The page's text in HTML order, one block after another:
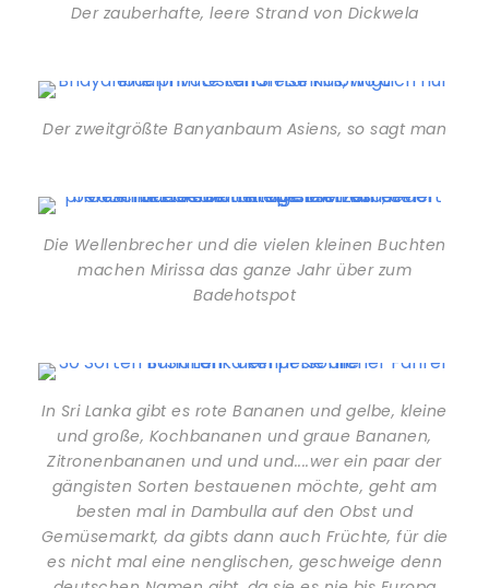
Der zauberhafte, leere Strand von Dickwela
Der zweitgrößte Banyanbaum Asiens, so sagt man
Die Wellenbrecher und die vielen kleinen Buchten
machen Mirissa das ganze Jahr über zum
Badehotspot
In Sri Lanka gibt es rote Bananen und gelbe, kleine
und große, Kochbananen und graue Bananen,
Zitronenbananen und und und....wer ein paar der
gängisten Sorten bestauenen möchte, geht am
besten mal in Dambulla auf den Obst und
Gemüsemarkt, da gibts dann auch Früchte, für die
es nicht mal eine nenglischen, geschweige denn